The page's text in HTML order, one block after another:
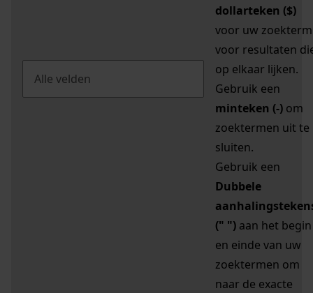
dollarteken ($)
voor uw zoekterm
voor resultaten
op elkaar lijken.
Gebruik een
minteken (-) om
zoektermen uit te
sluiten.
Gebruik een
Dubbele
(" ") aan het begin
en einde van uw
zoektermen om
naar de exacte